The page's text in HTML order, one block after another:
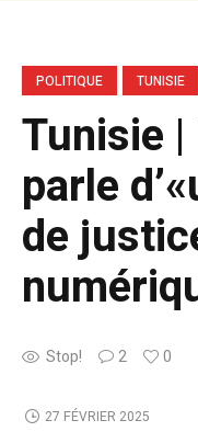
POLITIQUE TUNISIE
Tunisie |
parle
de
Stop! 2 0
27 FÉVRIER 2025